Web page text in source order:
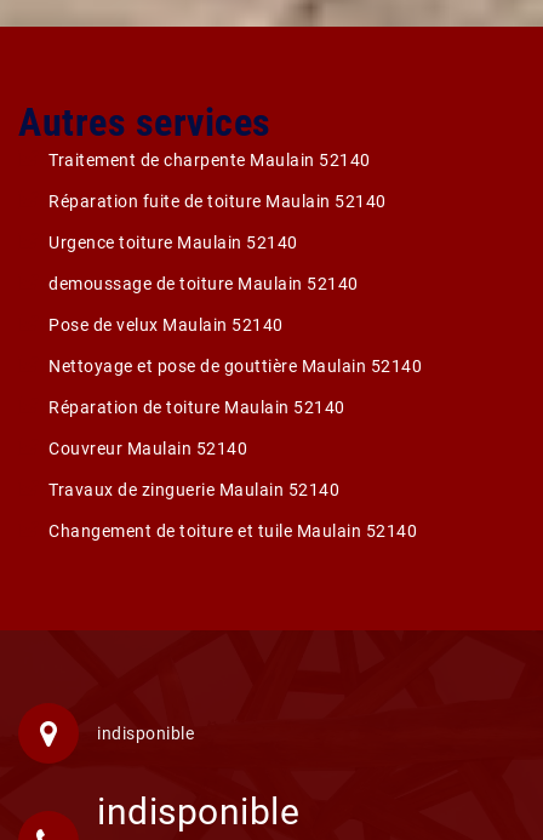
Autres services
Traitement de charpente Maulain 52140
Réparation fuite de toiture Maulain 52140
Urgence toiture Maulain 52140
demoussage de toiture Maulain 52140
Pose de velux Maulain 52140
Nettoyage et pose de gouttière Maulain 52140
Réparation de toiture Maulain 52140
Couvreur Maulain 52140
Travaux de zinguerie Maulain 52140
Changement de toiture et tuile Maulain 52140
indisponible
indisponible